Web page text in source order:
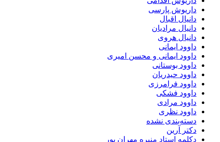
داریوش پارسی
دانیال اقبال
دانیال مرادیان
دانیال هروی
داوود ایمانی
داوود ایمانی و محسن امیری
داوود بوستانی
داوود حیدریان
داوود فرامرزی
داوود فشکی
داوود مرادی
داوود نظری
دسته‌بندی نشده
دکتر آرین
دکلمه استاد منیره مهران پور